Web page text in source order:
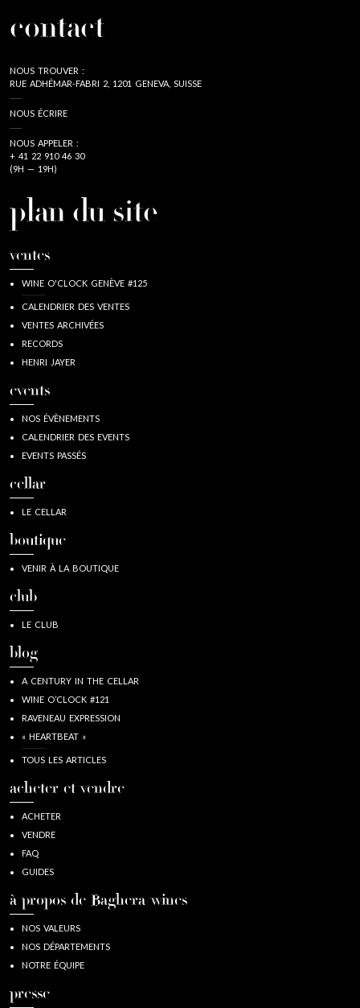
contact
NOUS TROUVER :
RUE ADHÉMAR-FABRI 2, 1201 GENEVA, SUISSE
NOUS ÉCRIRE
NOUS APPELER :
+ 41 22 910 46 30
(9H — 19H)
plan du site
ventes
WINE O'CLOCK GENÈVE #125
CALENDRIER DES VENTES
VENTES ARCHIVÉES
RECORDS
HENRI JAYER
events
NOS ÉVÈNEMENTS
CALENDRIER DES EVENTS
EVENTS PASSÉS
cellar
LE CELLAR
boutique
VENIR À LA BOUTIQUE
club
LE CLUB
blog
A CENTURY IN THE CELLAR
WINE O’CLOCK #121
RAVENEAU EXPRESSION
« HEARTBEAT »
TOUS LES ARTICLES
acheter et vendre
ACHETER
VENDRE
FAQ
GUIDES
à propos de Baghera/wines
NOS VALEURS
NOS DÉPARTEMENTS
NOTRE ÉQUIPE
presse